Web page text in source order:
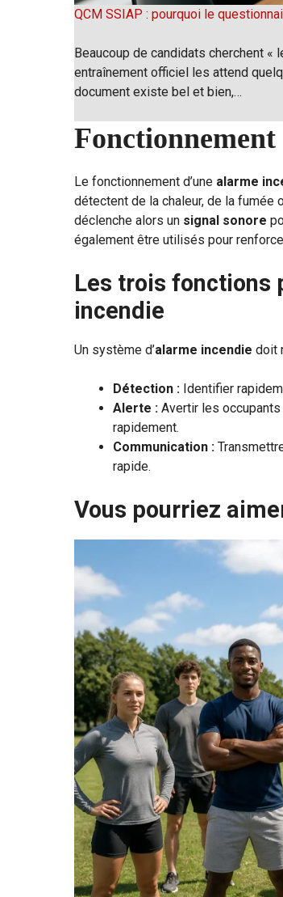
QCM SSIAP : pourquoi le
Beaucoup de candidats cherchent «
entraînement officiel les attend
document existe bel et bien,…
Fonctionnement
Le fonctionnement d’une alarme
détectent de la chaleur, de la fumée
déclenche alors un signal sonore
également être utilisés pour
Les trois fonctions
incendie
Un système d’alarme incendie doit
Détection : Identifier
Alerte : Avertir les
rapidement.
Communication :
rapide.
Vous pourriez